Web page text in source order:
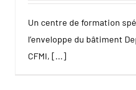
Un centre de formation
l’enveloppe du bâtiment
CFMI, [...]